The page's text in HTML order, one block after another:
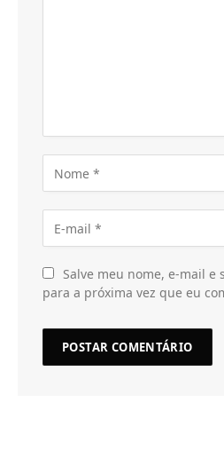
Salve meu nome, e-mail e
para a próxima vez que eu